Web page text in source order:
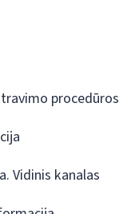
procedūros
Vidinis kanalas